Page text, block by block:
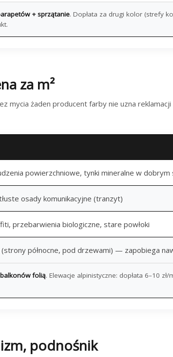
+ sprzątanie. Dopłata za drugi kolor (strefy
za m²
mycia żaden producent farby nie uzna
powierzchniowe, tynki mineralne w dobrym
osady komunikacyjne (tranzyt)
przebarwienia biologiczne, stare powłoki
(strony północne, pod drzewami) — zapobiega
folią. Elewacje alpinistyczne: dopłata 6–10
podnośnik